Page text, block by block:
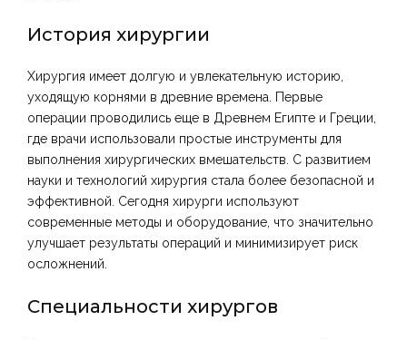
История хирургии
Хирургия имеет долгую и увлекательную историю,
уходящую корнями в древние времена. Первые
операции проводились еще в Древнем Египте и Греции,
где врачи использовали простые инструменты для
выполнения хирургических вмешательств. С развитием
науки и технологий хирургия стала более безопасной и
эффективной. Сегодня хирурги используют
современные методы и оборудование, что значительно
улучшает результаты операций и минимизирует риск
осложнений.
Специальности хирургов